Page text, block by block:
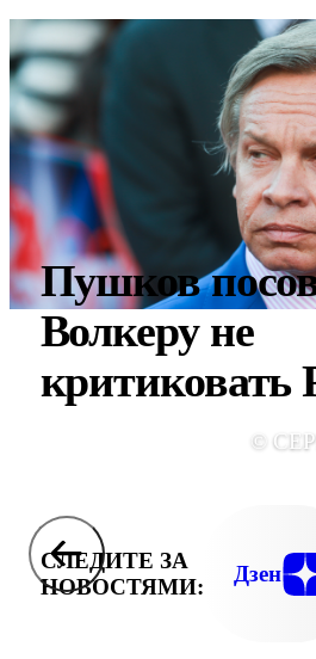
Пушков
Волкеру не
критиковать
©
СЛЕДИТЕ ЗА
НОВОСТЯМИ:
Дзен